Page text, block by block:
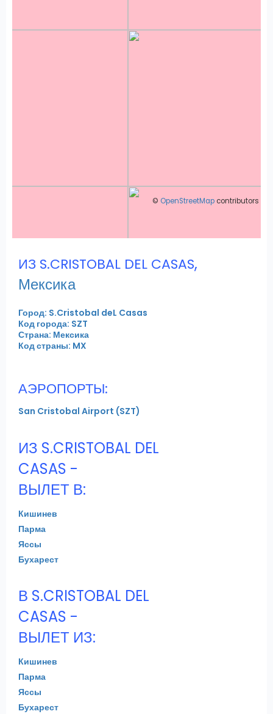
© OpenStreetMap contributors
ИЗ S.CRISTOBAL DEL CASAS,
Мексика
Город: S.Cristobal deL Casas
Код города: SZT
Страна: Мексика
Код страны: MX
АЭРОПОРТЫ:
San Cristobal Airport (SZT)
ИЗ S.CRISTOBAL DEL
CASAS -
ВЫЛЕТ В:
Кишинев
Парма
Яссы
Бухарест
В S.CRISTOBAL DEL
CASAS -
ВЫЛЕТ ИЗ:
Кишинев
Парма
Яссы
Бухарест